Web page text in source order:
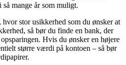
mange år som muligt.
stor usikkerhed som du ønsker at
så bør du finde en bank, der
Hvis du ønsker en højere
større værdi på kontoen – så bør